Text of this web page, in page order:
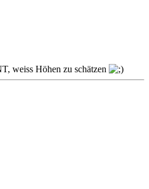
weiss Höhen zu schätzen